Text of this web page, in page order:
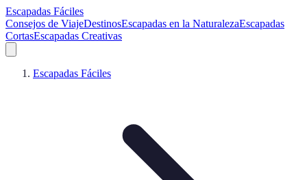
Escapadas Fáciles
Consejos de ViajeDestinosEscapadas en la NaturalezaEscapadas
CortasEscapadas Creativas
Escapadas Fáciles